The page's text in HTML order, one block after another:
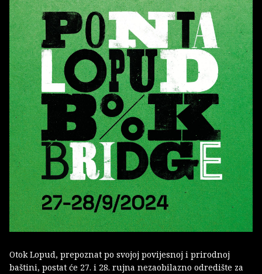
Otok Lopud, prepoznat po svojoj povijesnoj i prirodnoj
baštini, postat će 27. i 28. rujna nezaobilazno odredište za